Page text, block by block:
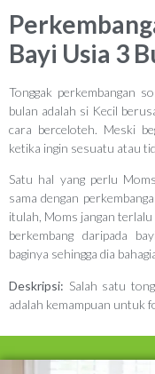
Bayi Usia 3
Tonggak perkembangan
bulan adalah si Kecil
cara berceloteh. Meski
ketika ingin sesuatu atau
Satu hal yang perlu
sama dengan
itulah, Moms jangan
berkembang daripada
baginya sehingga dia
Deskripsi: Salah satu
adalah kemampuan untuk